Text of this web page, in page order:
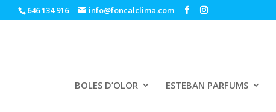
646 134 916 info@foncalclima.com
BOLES D’OLOR ESTEBAN PARFUMS